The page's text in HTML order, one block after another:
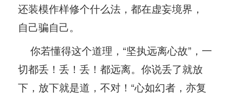
还装模作样修个什么法，都在虚妄境界，
自己骗自己。
你若懂得这个道理，“坚执远离心故”，一
切都丢！丢！丢！都远离。你说丢了就放
下，放下就是道，不对！“心如幻者，亦复